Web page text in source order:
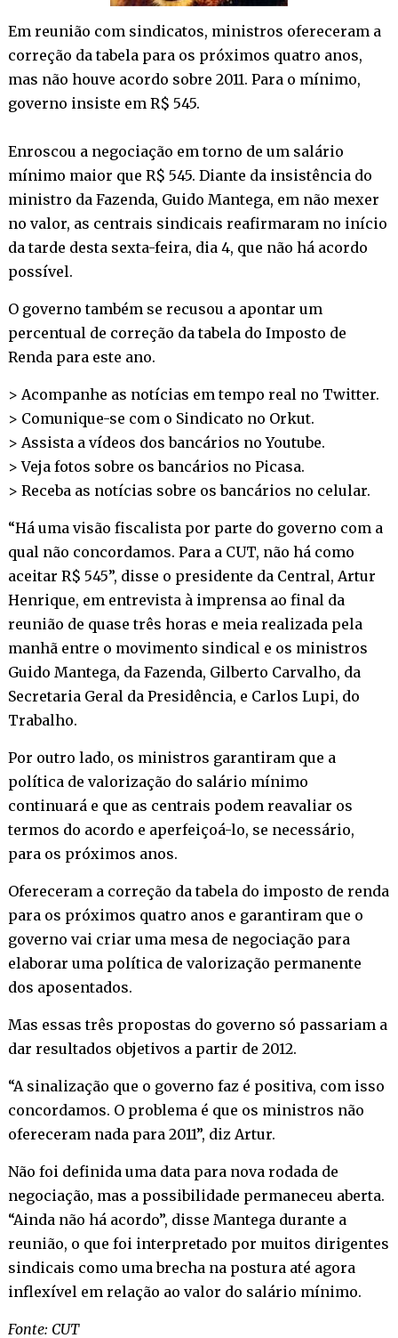
Em reunião com sindicatos, ministros ofereceram a
correção da tabela para os próximos quatro anos,
mas não houve acordo sobre 2011. Para o mínimo,
governo insiste em R$ 545.
Enroscou a negociação em torno de um salário
mínimo maior que R$ 545. Diante da insistência do
ministro da Fazenda, Guido Mantega, em não mexer
no valor, as centrais sindicais reafirmaram no início
da tarde desta sexta-feira, dia 4, que não há acordo
possível.
O governo também se recusou a apontar um
percentual de correção da tabela do Imposto de
Renda para este ano.
> Acompanhe as notícias em tempo real no Twitter.
> Comunique-se com o Sindicato no Orkut.
> Assista a vídeos dos bancários noYoutube.
> Veja fotos sobre os bancários no Picasa.
> Receba as notícias sobre os bancários no celular.
“Há uma visão fiscalista por parte do governo com a
qual não concordamos. Para a CUT, não há como
aceitar R$ 545”, disse o presidente da Central, Artur
Henrique, em entrevista à imprensa ao final da
reunião de quase três horas e meia realizada pela
manhã entre o movimento sindical e os ministros
Guido Mantega, da Fazenda, Gilberto Carvalho, da
Secretaria Geral da Presidência, e Carlos Lupi, do
Trabalho.
Por outro lado, os ministros garantiram que a
política de valorização do salário mínimo
continuará e que as centrais podem reavaliar os
termos do acordo e aperfeiçoá-lo, se necessário,
para os próximos anos.
Ofereceram a correção da tabela do imposto de renda
para os próximos quatro anos e garantiram que o
governo vai criar uma mesa de negociação para
elaborar uma política de valorização permanente
dos aposentados.
Mas essas três propostas do governo só passariam a
dar resultados objetivos a partir de 2012.
“A sinalização que o governo faz é positiva, com isso
concordamos. O problema é que os ministros não
ofereceram nada para 2011”, diz Artur.
Não foi definida uma data para nova rodada de
negociação, mas a possibilidade permaneceu aberta.
“Ainda não há acordo”, disse Mantega durante a
reunião, o que foi interpretado por muitos dirigentes
sindicais como uma brecha na postura até agora
inflexível em relação ao valor do salário mínimo.
Fonte: CUT